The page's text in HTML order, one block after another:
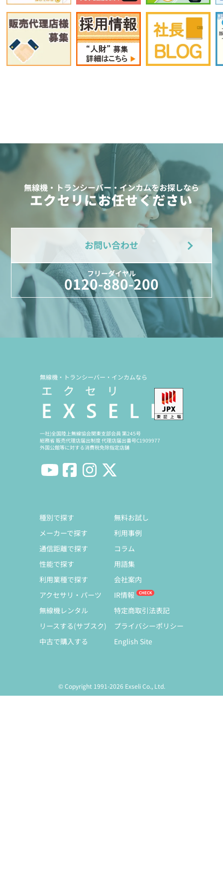
無線機・トランシーバー・インカムをお探しなら
エクセリにお任せください
お問い合わせ
フリーダイヤル
0120-880-200
無線機・トランシーバー・インカムなら
一社)全国陸上無線協会関東支部会員 第245号
総務省 販売代理店届出制度 代理店届出番号C1909977
外国公館等に対する消費税免除指定店舗
種別で探す
メーカーで探す
通信距離で探す
性能で探す
利用業種で探す
アクセサリ・パーツ
無線機レンタル
リースする(サブスク)
中古で購入する
無料お試し
利用事例
コラム
用語集
会社案内
IR情報
特定商取引法表記
プライバシーポリシー
English Site
© Copyright 1991-2026 Exseli Co., Ltd.